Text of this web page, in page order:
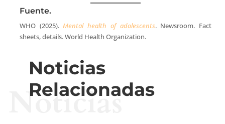
Fuente.
WHO (2025).Mental health of adolescents. Newsroom. Fact
sheets, details. World Health Organization.
Noticias
Relacionadas
Noticias